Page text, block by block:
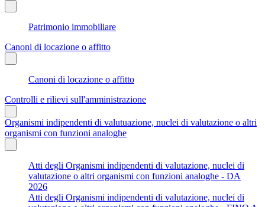
Patrimonio immobiliare
Canoni di locazione o affitto
Canoni di locazione o affitto
Controlli e rilievi sull'amministrazione
Organismi indipendenti di valutuazione, nuclei di valutazione o altri
organismi con funzioni analoghe
Atti degli Organismi indipendenti di valutazione, nuclei di
valutazione o altri organismi con funzioni analoghe - DA
2026
Atti degli Organismi indipendenti di valutazione, nuclei di